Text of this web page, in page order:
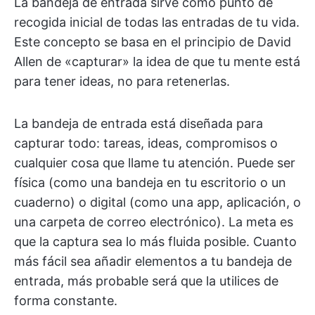
recogida inicial de todas las entradas de tu vida.
Este concepto se basa en el principio de David
Allen de «capturar» la idea de que tu mente está
para tener ideas, no para retenerlas.
La bandeja de entrada está diseñada para
capturar todo: tareas, ideas, compromisos o
cualquier cosa que llame tu atención. Puede ser
física (como una bandeja en tu escritorio o un
cuaderno) o digital (como una app, aplicación, o
una carpeta de correo electrónico). La meta es
que la captura sea lo más fluida posible. Cuanto
más fácil sea añadir elementos a tu bandeja de
entrada, más probable será que la utilices de
forma constante.